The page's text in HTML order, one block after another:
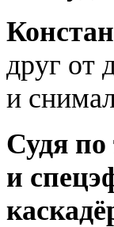
друг от
и
Судя
и